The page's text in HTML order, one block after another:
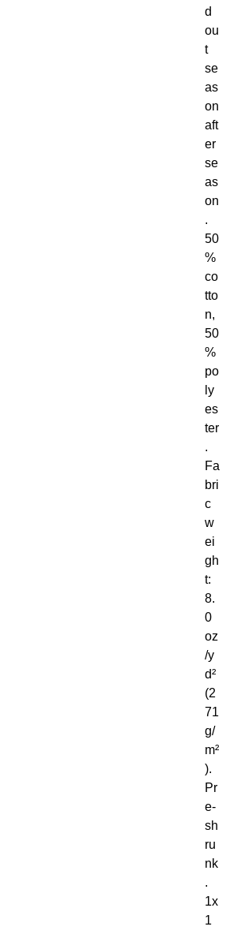
d
ou
t
se
as
on
aft
er
se
as
on
.
50
%
co
tto
n,
50
%
po
ly
es
ter
.
Fa
bri
c
w
ei
gh
t:
8.
0
oz
/y
d²
(2
71
g/
m²
).
Pr
e-
sh
ru
nk
.
1x
1